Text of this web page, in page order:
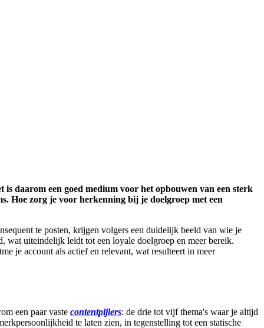
daarom een goed medium voor het opbouwen van een sterk
Hoe zorg je voor herkenning bij je doelgroep met een
te posten, krijgen volgers een duidelijk beeld van wie je
wat uiteindelijk leidt tot een loyale doelgroep en meer bereik.
je account als actief en relevant, wat resulteert in meer
een paar vaste contentpijlers: de drie tot vijf thema's waar je altijd
te laten zien, in tegenstelling tot een statische